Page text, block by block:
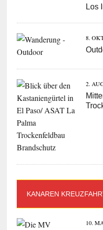
Los
8.
2.
KANAREN
10.